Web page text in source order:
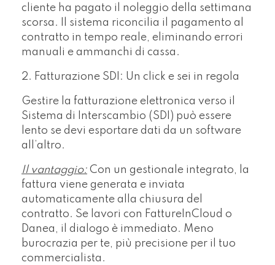
cliente ha pagato il noleggio della settimana
scorsa. Il sistema riconcilia il pagamento al
contratto in tempo reale, eliminando errori
manuali e ammanchi di cassa.
2. Fatturazione SDI: Un click e sei in regola
Gestire la fatturazione elettronica verso il
Sistema di Interscambio (SDI) può essere
lento se devi esportare dati da un software
all’altro.
Il vantaggio: Con un gestionale integrato, la
fattura viene generata e inviata
automaticamente alla chiusura del
contratto. Se lavori con FattureInCloud o
Danea, il dialogo è immediato. Meno
burocrazia per te, più precisione per il tuo
commercialista.